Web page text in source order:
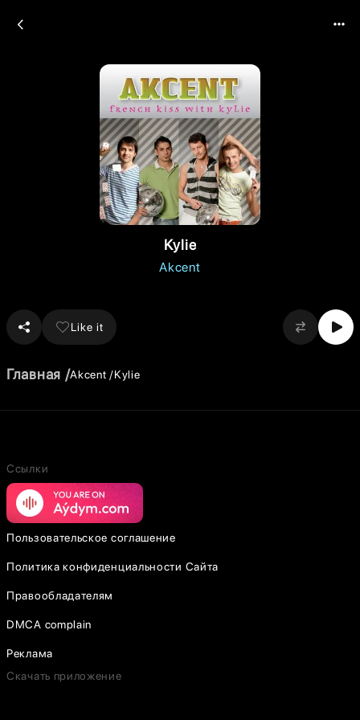
Kylie
Akcent
Like it
Главная Akcent Kylie
Ссылки
Пользовательское соглашение
Политика конфиденциальности Сайта
Правообладателям
DMCA complain
Реклама
Скачать приложение